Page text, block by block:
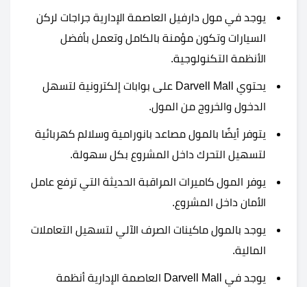
يوجد في مول دارفيل العاصمة الإدارية جراجات لركن
السيارات وتكون مؤمنة بالكامل وتعمل بأفضل
الأنظمة التكنولوجية.
يحتوي Darvell Mall على بوابات إلكترونية لتسهل
الدخول والخروج من المول.
يتوفر أيضًا بالمول مصاعد بانورامية وسلالم كهربائية
لتسهيل التحرك داخل المشروع بكل سهولة.
يوفر المول كاميرات المراقبة الحديثة التي ترفع عامل
الأمان داخل المشروع.
يوجد بالمول ماكينات الصرف الآلي لتسهيل التعاملات
المالية.
يوجد في Darvell Mall العاصمة الإدارية أنظمة